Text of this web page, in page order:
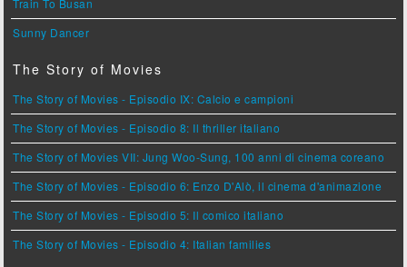
Train To Busan
Sunny Dancer
The Story of Movies
The Story of Movies - Episodio IX: Calcio e campioni
The Story of Movies - Episodio 8: Il thriller italiano
The Story of Movies VII: Jung Woo-Sung, 100 anni di cinema coreano
The Story of Movies - Episodio 6: Enzo D'Alò, il cinema d'animazione
The Story of Movies - Episodio 5: Il comico italiano
The Story of Movies - Episodio 4: Italian families